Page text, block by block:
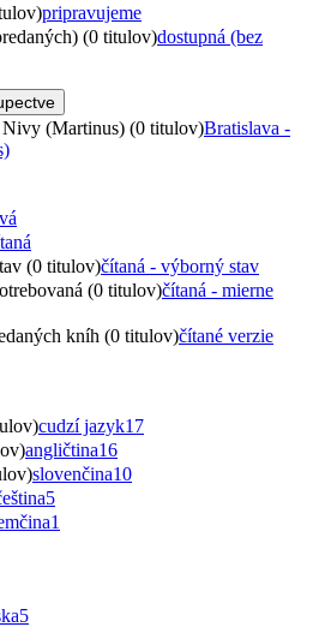
pripravujeme
(0 titulov)dostupná (bez
Nivy (Martinus) (0 titulov)Bratislava -
(0 titulov)čítaná - výborný stav
(0 titulov)čítaná - mierne
kníh (0 titulov)čítané verzie
cudzí jazyk17
angličtina16
slovenčina10
5
1
5